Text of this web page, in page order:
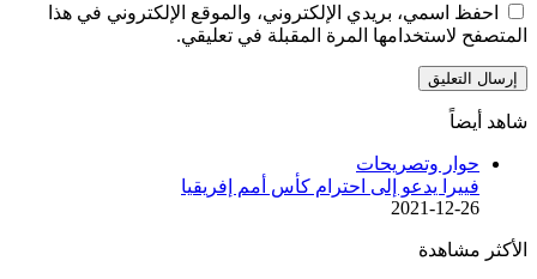
احفظ اسمي، بريدي الإلكتروني، والموقع الإلكتروني في هذا
المتصفح لاستخدامها المرة المقبلة في تعليقي.
شاهد أيضاً
حوار وتصريحات
فييرا يدعو إلى احترام كأس أمم إفريقيا
2021-12-26
الأكثر مشاهدة